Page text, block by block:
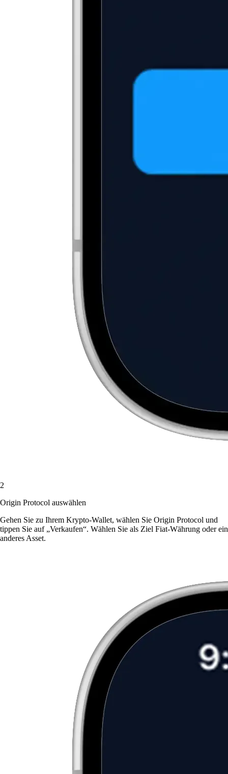
2
Origin Protocol auswählen
Gehen Sie zu Ihrem Krypto-Wallet, wählen Sie Origin Protocol und
tippen Sie auf „Verkaufen“. Wählen Sie als Ziel Fiat-Währung oder ein
anderes Asset.